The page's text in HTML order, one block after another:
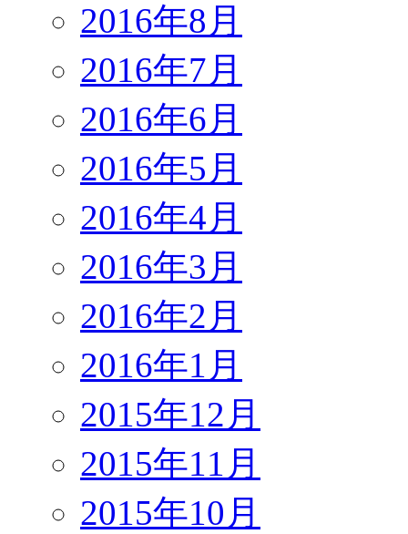
2016年8月
2016年7月
2016年6月
2016年5月
2016年4月
2016年3月
2016年2月
2016年1月
2015年12月
2015年11月
2015年10月